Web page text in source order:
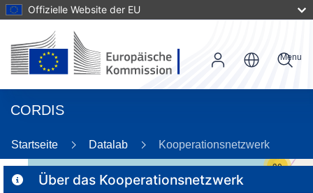
Offizielle Website der EU
CORDIS
Menu
Startseite Datalab Kooperationsnetzwerk
Über das Kooperationsnetzwerk
30